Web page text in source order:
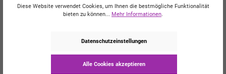
Big Bottle - Aroma Mothers Milk 10
ml
Diese Website verwendet Cookies, um Ihnen die bestmögliche Funktionalität
bieten zu können... Mehr Informationen.
Datenschutzeinstellungen
Alle Cookies akzeptieren